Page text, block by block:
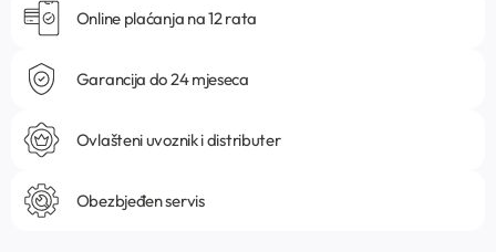
Online plaćanja na 12 rata
Garancija do 24 mjeseca
Ovlašteni uvoznik i distributer
Obezbjeđen servis